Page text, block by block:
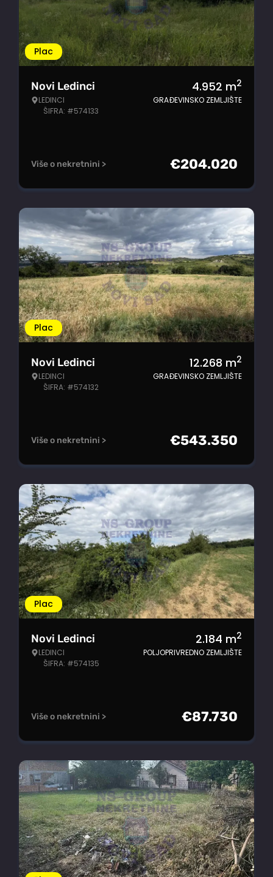
Plac
Novi Ledinci
LEDINCI
ŠIFRA: #574133
4.952 m2
GRAĐEVINSKO ZEMLJIŠTE
Više o nekretnini > €204.020
Plac
Novi Ledinci
LEDINCI
ŠIFRA: #574132
12.268 m2
GRAĐEVINSKO ZEMLJIŠTE
Više o nekretnini > €543.350
Plac
Novi Ledinci
LEDINCI
ŠIFRA: #574135
2.184 m2
POLJOPRIVREDNO ZEMLJIŠTE
Više o nekretnini > €87.730